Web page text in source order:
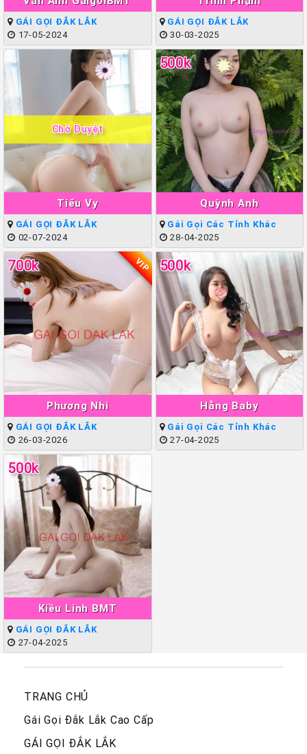
GÁI GỌI ĐẮK LẮK
17-05-2024
GÁI GỌI ĐẮK LẮK
30-03-2025
Tiểu Vy
Chờ Duyệt
GÁI GỌI ĐẮK LẮK
02-07-2024
Quỳnh Anh
500k
Gái Gọi Các Tỉnh Khác
28-04-2025
Phương Nhi
700k VIP
GÁI GỌI ĐẮK LẮK
26-03-2026
Hằng Baby
500k
Gái Gọi Các Tỉnh Khác
27-04-2025
Kiều Linh BMT
500k
GÁI GỌI ĐẮK LẮK
27-04-2025
TRANG CHỦ
Gái Gọi Đắk Lắk Cao Cấp
GÁI GỌI ĐẮK LẮK